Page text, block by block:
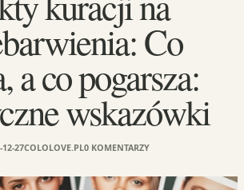
Co
a co pogarsza:
wskazówki
12-27COLOLOVE.PL0 KOMENTARZY